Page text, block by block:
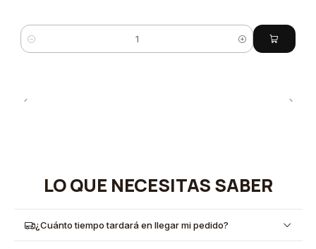
Cantidad
LO QUE NECESITAS SABER
¿Cuánto tiempo tardará en llegar mi pedido?